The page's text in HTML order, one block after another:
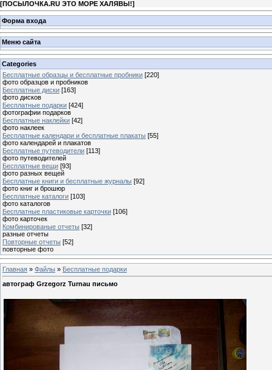
[ПОСЫЛОЧКА.RU ЭТО МОРЕ ХАЛЯВЫ!]
Форма входа
Меню сайта
Categories
Бесплатные образцы и бесплатные пробники [220]
фото образцов и пробников
Бесплатные диски [163]
фото дисков
Бесплатные подарки [424]
фотографии подарков
Бесплатные наклейки [42]
фото наклеек
Бесплатные календари и бесплатные плакаты [55]
фото календарей и плакатов
Бесплатные путеводители [113]
фото путеводителей
Бесплатные вещи [93]
фото разных вещей
Бесплатные книги и бесплатные журналы [92]
фото книг и брошюр
Бесплатные каталоги [103]
фото каталогов
Бесплатные пластиковые карточки [106]
фото карточек
Комбинированые отчеты [32]
разные отчеты
Повторные отчеты [52]
повторные фото
Главная » Файлы » Бесплатные подарки
автограф Grzegorz Turnau письмо